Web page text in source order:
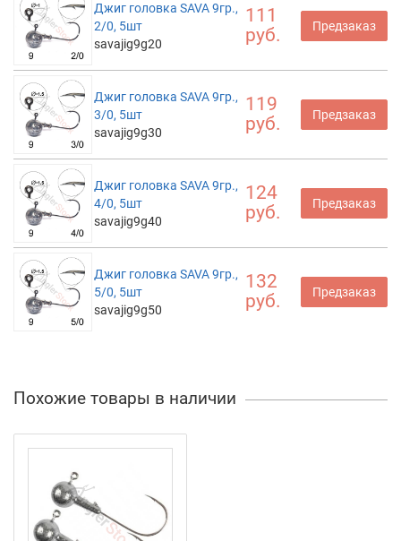
Джиг головка SAVA 9гр.,
2/0, 5шт
savajig9g20
111
руб.
Предзаказ
Джиг головка SAVA 9гр.,
3/0, 5шт
savajig9g30
119
руб.
Предзаказ
Джиг головка SAVA 9гр.,
4/0, 5шт
savajig9g40
124
руб.
Предзаказ
Джиг головка SAVA 9гр.,
5/0, 5шт
savajig9g50
132
руб.
Предзаказ
Похожие товары в наличии